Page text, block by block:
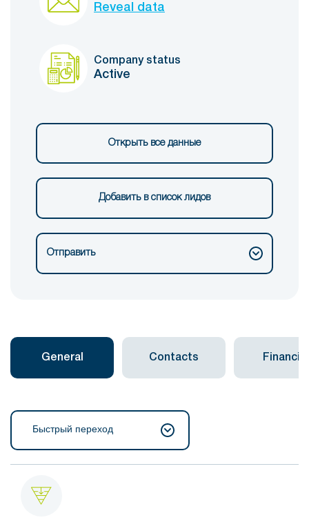
Reveal data
Company status
Active
Открыть все данные
Добавить в список лидов
Отправить
General Contacts Financial
Быстрый переход